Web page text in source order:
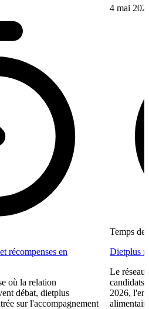
récompenses en
où la relation
débat, dietplus
sur l'accompagnement
4 mai
Temps de
Dietplus
Le réseau
candidats
2026,